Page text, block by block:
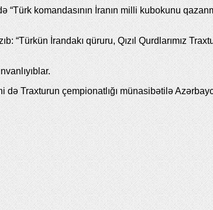
komandasının İranın milli kubokunu
“Türkün İrandakı qüruru, Qızıl Qurdlarımız
Traxturun çempionatlığı münasibətilə